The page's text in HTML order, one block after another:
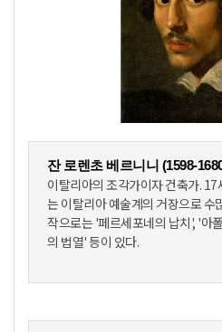
잔 로렌초 베르니니 (1598-
이탈리아의 조각가이자 건축가.
는 이탈리아 예술계의 거장으로 수
작으로는 '페르세포네의 납치', '아
의 법열' 등이 있다.